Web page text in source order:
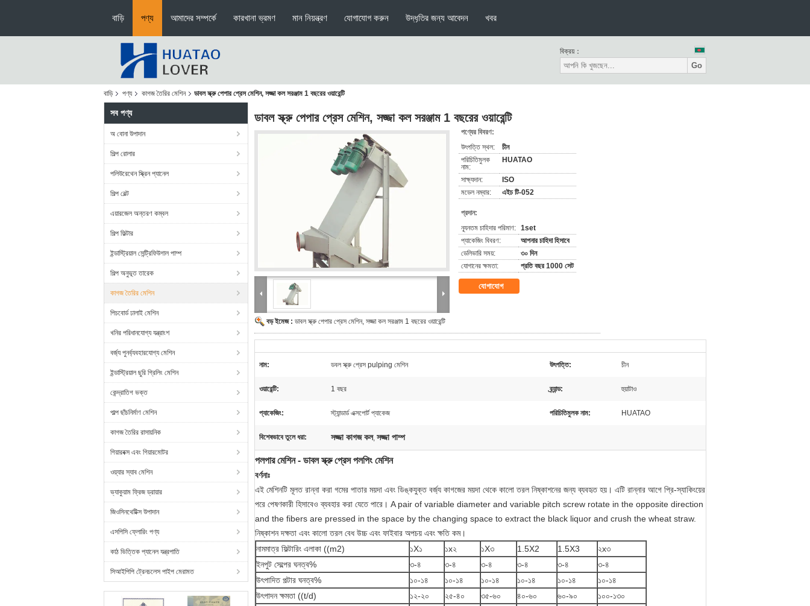
বাড়ি পণ্য আমাদের সম্পর্কে কারখানা ভ্রমণ মান নিয়ন্ত্রণ যোগাযোগ করুন উদ্ধৃতির জন্য আবেদন খবর
বিক্রয়：
Go
বাড়ি পণ্য কাগজ তৈরির মেশিন ডাবল স্ক্রু পেপার প্রেস মেশিন, সজ্জা কল সরঞ্জাম 1 বছরের ওয়ারেন্টি
সব পণ্য
অ বোনা উপাদান
শিল্প রোলার
পলিউরেথেন স্ক্রিন প্যানেল
শিল্প বেল্ট
এয়ারজেল অন্তরণ কম্বল
শিল্প ফিল্টার
ইন্ডাস্ট্রিয়াল সেন্ট্রিফিউগাল পাম্প
শিল্প অনুভূত তারেক
কাগজ তৈরির মেশিন
পিচবোর্ড ঢালাই মেশিন
খনির পরিধানযোগ্য যন্ত্রাংশ
বর্জ্য পুনর্ব্যবহারযোগ্য মেশিন
ইন্ডাস্ট্রিয়াল ছুরি গ্রিলিং মেশিন
কেন্দ্রাতিগ ভক্ত
পাল্প ছাঁচনির্মাণ মেশিন
কাগজ তৈরির রাসায়নিক
গিয়ারবক্স এবং গিয়ারমোটর
ওয়্যার স্যাব মেশিন
ভ্যাকুয়াম ফ্রিজ ড্রায়ার
জিওসিনথেটিক্স উপাদান
এসপিসি ফ্লোরিং পণ্য
কাঠ ভিত্তিক প্যানেল যন্ত্রপাতি
সিআইপিপি ট্রেনচলেস পাইপ মেরামত
ডাবল স্ক্রু পেপার প্রেস মেশিন, সজ্জা কল সরঞ্জাম 1 বছরের ওয়ারেন্টি
বড় ইমেজ : ডাবল স্ক্রু পেপার প্রেস মেশিন, সজ্জা কল সরঞ্জাম 1 বছরের ওয়ারেন্টি
পণ্যের বিবরণ:
উৎপত্তি স্থল:
চীন
পরিচিতিমুলক
নাম:
HUATAO
সাক্ষ্যদান:
ISO
মডেল নম্বার:
এইচ টি-052
প্রদান:
ন্যূনতম চাহিদার পরিমাণ: 1set
প্যাকেজিং বিবরণ:
আপনার চাহিদা হিসাবে
ডেলিভারি সময়:
৩০ দিন
যোগানের ক্ষমতা:
প্রতি বছর 1000 সেট
যোগাযোগ
নাম: ডবল স্ক্রু প্রেস pulping মেশিন উৎপত্তি: চীন
ওয়ারেন্টি: 1 বছর ব্র্যান্ড: হুয়াটাও
প্যাকেজিং: স্ট্যান্ডার্ড এক্সপোর্ট প্যাকেজ পরিচিতিমুলক নাম: HUATAO
বিশেষভাবে তুলে ধরা: সজ্জা কাগজ কল, সজ্জা পাম্প
পলপার মেশিন - ডাবল স্ক্রু প্রেস পলপিং মেশিন
বর্ণনাঃ
এই মেশিনটি মূলত রান্না করা গমের পাতার ময়দা এবং ডিঙ্কযুক্ত বর্জ্য কাগজের ময়দা থেকে কালো তরল নিষ্কাশনের জন্য ব্যবহৃত হয়। এটি রান্নার আগে প্রি-স্যাকিংয়ের
পরে পেষণকারী হিসাবেও ব্যবহার করা যেতে পারে। A pair of variable diameter and variable pitch screw rotate in the opposite direction
and the fibers are pressed in the space by the changing space to extract the black liquor and crush the wheat straw.
নিষ্কাশন দক্ষতা এবং কালো তরল বেধ উচ্চ এবং ফাইবার অপচয় এবং ক্ষতি কম।
নামমাত্র ফিল্টারিং এলাকা ((m2)
১X১ ১x২ ১X৩ 1.5X2 1.5X3
২x৩
ইনপুট সেল্পের ঘনত্ব%
৩-৪ ৩-৪ ৩-৪ ৩-৪ ৩-৪
৩-৪
উৎপাদিত পল্টার ঘনত্ব%
১০-১৪ ১০-১৪ ১০-১৪ ১০-১৪ ১০-১৪
১০-১৪
উৎপাদন ক্ষমতা ((t/d)
১২-২০ ২৫-৪০ ৩৫-৬০ ৪০-৬০ ৬০-৯০
১০০-১৩০